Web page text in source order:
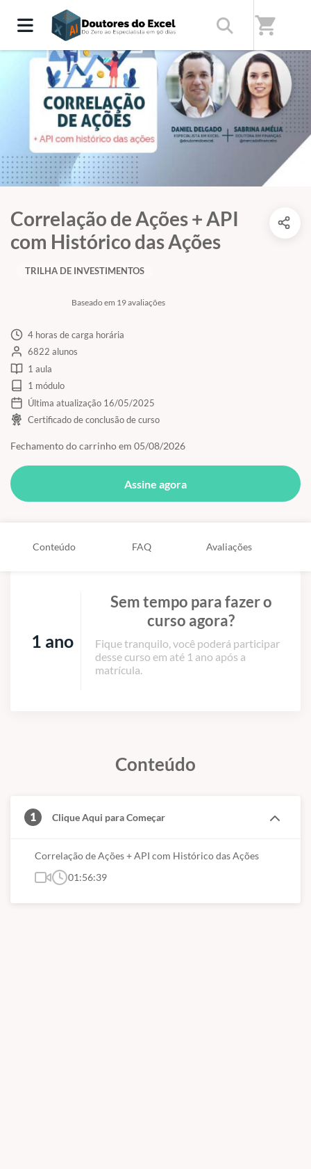
shopping_cart
Correlação de Ações + API
com Histórico das Ações
Baseado em 19 avaliações
TRILHA DE INVESTIMENTOS
4 horas de carga horária
6822 alunos
1 aula
1 módulo
Última atualização 16/05/2025
Certificado de conclusão de curso
Fechamento do carrinho em 05/08/2026
Assine agora
Conteúdo FAQ Avaliações
1 ano
Sem tempo para fazer o
curso agora?
Fique tranquilo, você poderá participar
desse curso em até 1 ano após a
matrícula.
Conteúdo
1 Clique Aqui para Começar
Correlação de Ações + API com Histórico das Ações
01:56:39